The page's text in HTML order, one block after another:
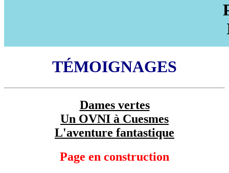
TÉMOIGNAGES
Dames vertes
Un OVNI à Cuesmes
L'aventure fantastique
Page en construction